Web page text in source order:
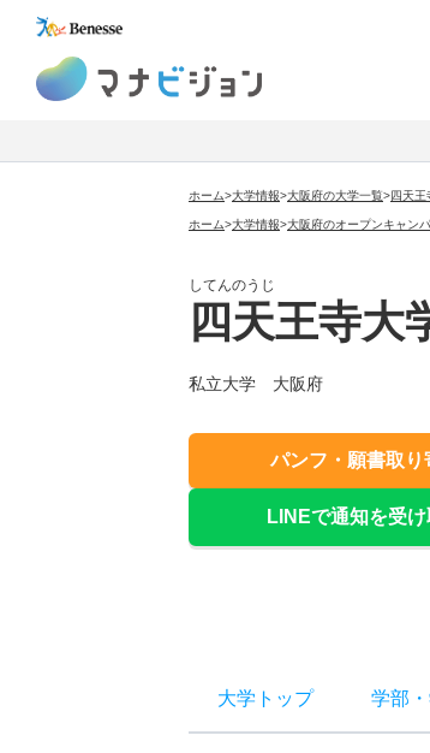
ホーム>大学情報>大阪府の大学一覧>四天王
ホーム>大学情報>大阪府のオープンキャン
してんのうじ
四天王寺大
私立大学 大阪府
パンフ・願書取り
LINEで通知を受け
大学トップ 学部 ・